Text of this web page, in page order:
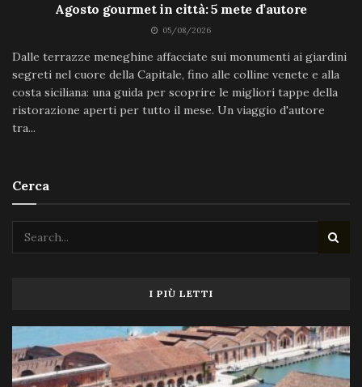
Agosto gourmet in città: 5 mete d’autore
05/08/2026
Dalle terrazze meneghine affacciate sui monumenti ai giardini
segreti nel cuore della Capitale, fino alle colline venete e alla
costa siciliana: una guida per scoprire le migliori tappe della
ristorazione aperti per tutto il mese. Un viaggio d'autore
tra...
Cerca
I PIÙ LETTI